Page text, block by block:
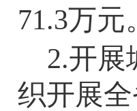
71.3万元
2.开展
织开展